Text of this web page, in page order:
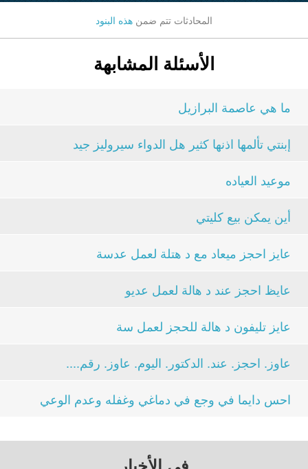
المحادثات تتم ضمن هذه البنود
الأسئلة المشابهة
ما هي عاصمة البرازيل
إبنتي تألمها اذنها كثير هل الدواء سيروليز جيد
موعيد العياده
أين يمكن بيع كليتي
عايز احجز ميعاد مع د هتلة لعمل عدسة
عايظ احجز عند د هالة لعمل عديو
عايز تليفون د هالة للحجز لعمل سة
عاوز. احجز. عند. الدكتور. اليوم. عاوز. رقم....
احس دايما في وجع في دماغي وغفله وعدم الوعي